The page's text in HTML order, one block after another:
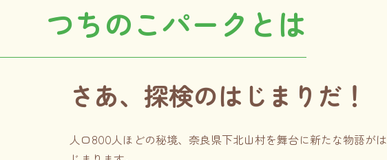
つちのこパークとは
さあ、探検のはじまりだ！
人口800人ほどの秘境、奈良県下北山村を舞台に新たな物語がは